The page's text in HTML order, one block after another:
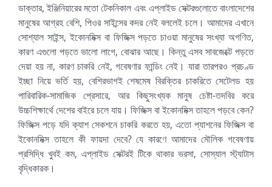
ডাক্তার, ইঞ্জিনিয়ারের মতো টেকনিকাল এবং এপ্লাইড সেক্টরগুলোতে বাংলাদেশের
মানুষের আগ্রহ বেশি, পিওর সাইন্সের কদর নেই বললেই চলে। আমাদের এখানে
সোশ্যাল সাইন্স, ইকোনমিক্স বা ফিজিক্স পড়তে চাওয়া মানুষের সংখ্যা অগণিত,
কারণ এগুলো পড়তে ভালো লাগে, বোঝার আছে। কিন্তু এসব সাবজেক্টে পড়তে
দেয়া হয় না, কারণ চাকরি নেই, গবেষণার ফান্ডিং নেই। যারা তারপরও প্রচণ্ড
ইচ্ছা নিয়ে ভর্তি হয়, বেশিরভাগই শেষমেষ বিরক্তির চাকরিতে সেটেলড হয়
পারিবারিক-সামাজিক প্রেসারে, আর কিছুসংখ্যক মানুষ চেষ্টা-তদবির করে
উচ্চশিক্ষার্থে দেশের বাইরে চলে যায়। ফিজিক্স বা ইকোনমিক্স তাহলে পড়বে কেন?
ফিজিক্স পড়ে যদি ক্যাশ সেকশনে চাকরি করতে হয়, এতো প্যাশনের ফিজিক্স বা
ইকোনমিক্স তাহলে কী ফায়দা দেবে? যে কারণে আমাদের মৌলিক গবেষণায়
প্রসিদ্ধি খুবই কম, এপ্লাইড সেক্টরই টিকে থাকার ভরসা, সোস্যাল স্ট্যাটাস
বৃদ্ধিকারক।